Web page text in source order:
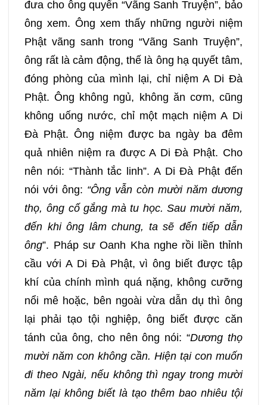
đưa cho ông quyển “Vãng Sanh Truyện”, bảo
ông xem. Ông xem thấy những người niệm
Phật vãng sanh trong “Vãng Sanh Truyện”,
ông rất là cảm động, thế là ông hạ quyết tâm,
đóng phòng của mình lại, chỉ niệm A Di Đà
Phật. Ông không ngủ, không ăn cơm, cũng
không uống nước, chỉ một mạch niệm A Di
Đà Phật. Ông niệm được ba ngày ba đêm
quả nhiên niệm ra được A Di Đà Phật. Cho
nên nói: “Thành tắc linh”. A Di Đà Phật đến
nói với ông: “Ông vẫn còn mười năm dương
thọ, ông cố gắng mà tu học. Sau mười năm,
đến khi ông lâm chung, ta sẽ đến tiếp dẫn
ông”. Pháp sư Oanh Kha nghe rồi liền thỉnh
cầu với A Di Đà Phật, vì ông biết được tập
khí của chính mình quá nặng, không cưỡng
nổi mê hoặc, bên ngoài vừa dẫn dụ thì ông
lại phải tạo tội nghiệp, ông biết được căn
tánh của ông, cho nên ông nói: “Dương thọ
mười năm con không cần. Hiện tại con muốn
đi theo Ngài, nếu không thì ngay trong mười
năm lại không biết là tạo thêm bao nhiêu tội